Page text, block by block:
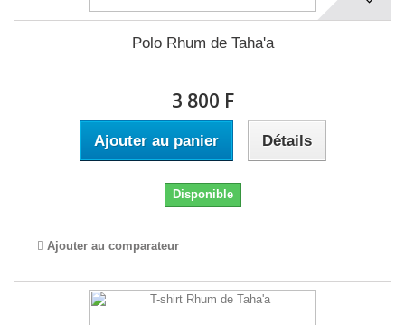
Polo Rhum de Taha'a
3 800 F
Ajouter au panier Détails
Disponible
Ajouter au comparateur